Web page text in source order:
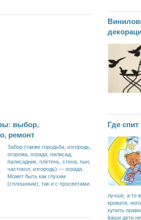
выбор,
ремонт
Забор (также городьба, изгородь,
огорожа, ограда, палисад,
палисадник, плетень, стена, тын,
частокол, изгородь) — ограда.
Может быть как глухим
(сплошным), так и с просветами.
Где
лучше, а то
кровати,
купить
ваши дети